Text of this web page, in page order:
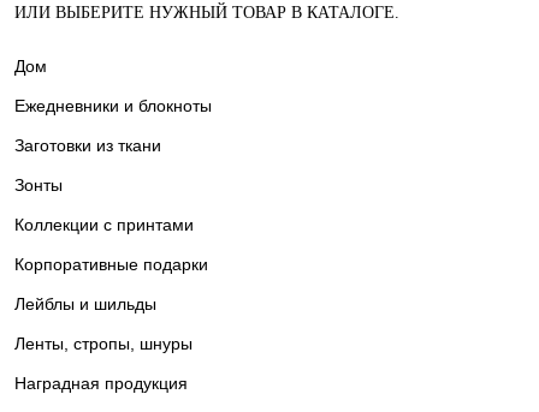
ИЛИ ВЫБЕРИТЕ НУЖНЫЙ ТОВАР В КАТАЛОГЕ.
Дом
Ежедневники и блокноты
Заготовки из ткани
Зонты
Коллекции с принтами
Корпоративные подарки
Лейблы и шильды
Ленты, стропы, шнуры
Наградная продукция